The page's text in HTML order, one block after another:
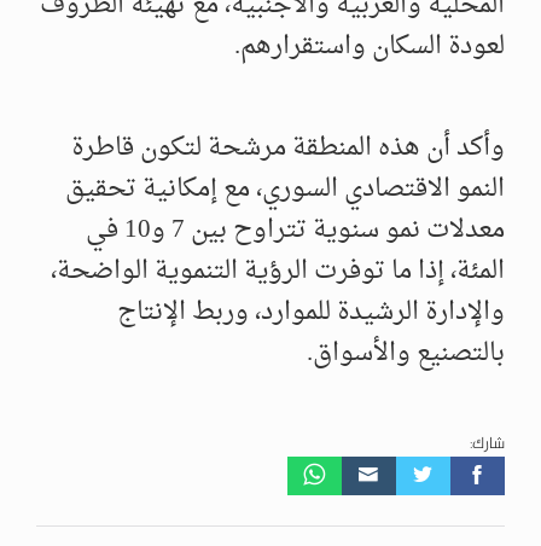
لعودة السكان واستقرارهم.
وأكد أن هذه المنطقة مرشحة لتكون قاطرة
النمو الاقتصادي السوري، مع إمكانية تحقيق
معدلات نمو سنوية تتراوح بين 7 و10 في
المئة، إذا ما توفرت الرؤية التنموية الواضحة،
والإدارة الرشيدة للموارد، وربط الإنتاج
بالتصنيع والأسواق.
شارك: